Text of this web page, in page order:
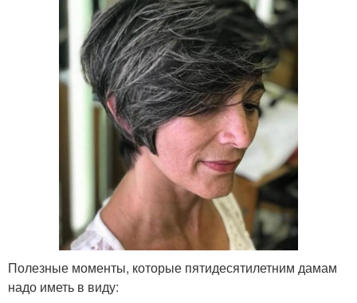
Полезные моменты, которые пятидесятилетним дамам
надо иметь в виду: